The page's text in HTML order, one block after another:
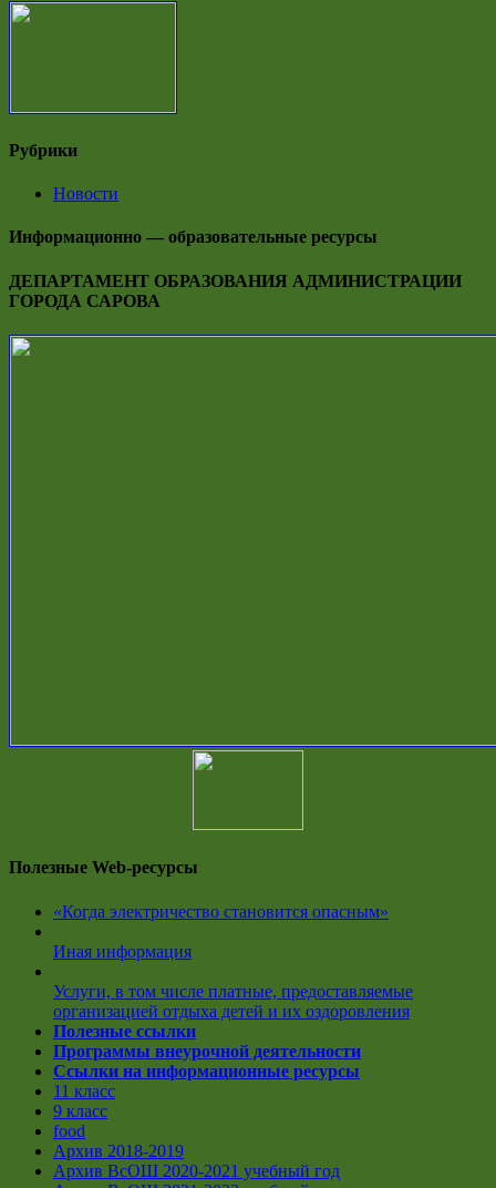
Рубрики
Новости
Информационно — образовательные ресурсы
ДЕПАРТАМЕНТ ОБРАЗОВАНИЯ АДМИНИСТРАЦИИ
ГОРОДА САРОВА
Полезные Web-ресурсы
«Когда электричество становится опасным»
Иная информация
Услуги, в том числе платные, предоставляемые
организацией отдыха детей и их оздоровления
Полезные ссылки
Программы внеурочной деятельности
Ссылки на информационные ресурсы
11 класс
9 класс
food
Архив 2018-2019
Архив ВсОШ 2020-2021 учебный год